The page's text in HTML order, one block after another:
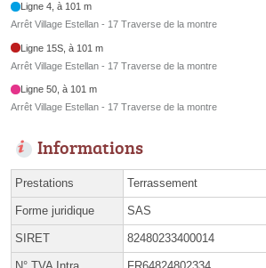
Ligne 4, à 101 m
Arrêt Village Estellan - 17 Traverse de la montre
Ligne 15S, à 101 m
Arrêt Village Estellan - 17 Traverse de la montre
Ligne 50, à 101 m
Arrêt Village Estellan - 17 Traverse de la montre
Informations
Prestations Terrassement
Forme juridique SAS
SIRET 82480233400014